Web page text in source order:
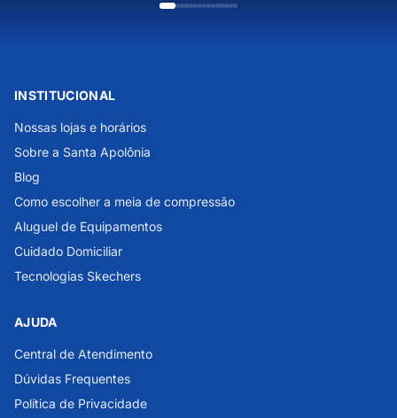
INSTITUCIONAL
Nossas lojas e horários
Sobre a Santa Apolônia
Blog
Como escolher a meia de compressão
Aluguel de Equipamentos
Cuidado Domiciliar
Tecnologias Skechers
AJUDA
Central de Atendimento
Dúvidas Frequentes
Política de Privacidade